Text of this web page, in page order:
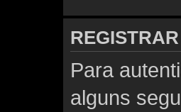
REGISTRAR
Para
alguns